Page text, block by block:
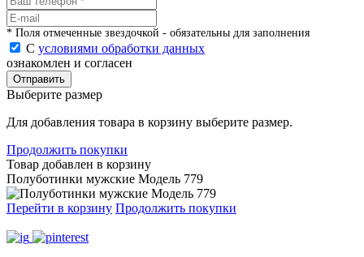
* Поля отмеченные звездочкой - обязательны для заполнения
С условиями обработки данных
ознакомлен и согласен
Отправить
Выберите размер
Для добавления товара в корзину выберите размер.
Продолжить покупки
Товар добавлен в корзину
Полуботинки мужские Модель 779
Перейти в корзину Продолжить покупки